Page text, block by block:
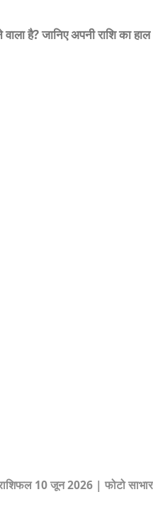
है? जानिए अपनी राशि का हाल
10 जून 2026 | फोटो